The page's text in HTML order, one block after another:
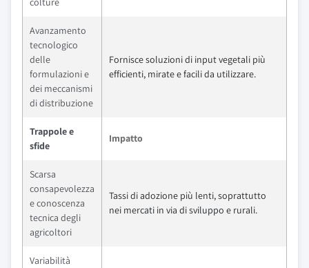
Avanzamento
tecnologico
delle
formulazioni e
dei meccanismi
di distribuzione
Fornisce soluzioni di input vegetali più
efficienti, mirate e facili da utilizzare.
Trappole e
sfide
Impatto
Scarsa
consapevolezza
e conoscenza
tecnica degli
agricoltori
Tassi di adozione più lenti, soprattutto
nei mercati in via di sviluppo e rurali.
Variabilità